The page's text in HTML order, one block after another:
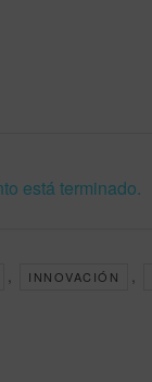
está terminado.
INNOVACIÓN